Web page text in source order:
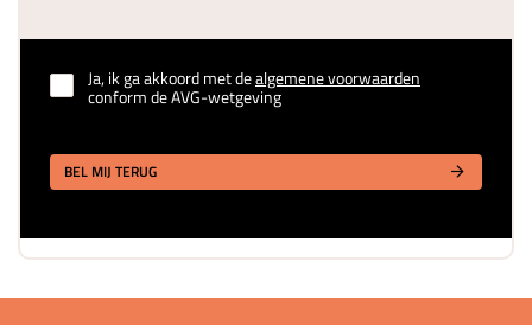
Ja, ik ga akkoord met dealgemene voorwaarden
conform de AVG-wetgeving
BEL MIJ TERUG